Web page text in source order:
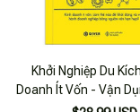
Khởi Nghiệp Du
Doanh Ít Vốn - Vận
Lực Nhỏ Chiến